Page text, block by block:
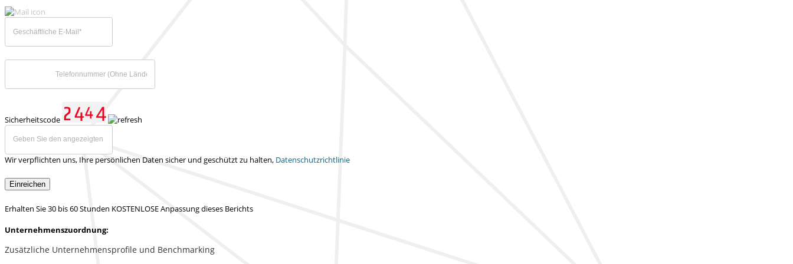
Sicherheitscode
Wir verpflichten uns, Ihre persönlichen Daten sicher und geschützt zu halten, Datenschutzrichtlinie
Einreichen
Erhalten Sie 30 bis 60 Stunden KOSTENLOSE Anpassung dieses Berichts
Unternehmenszuordnung:
Zusätzliche Unternehmensprofile und Benchmarking